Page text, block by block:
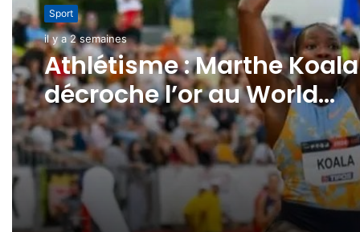
Sport
il y a 2 semaines
Athlétisme : Marthe Koala
décroche l’or au World
Continental Tour Silver
International
il y a 2 semaines
CAN 2032: l’AES